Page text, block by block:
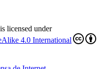
is licensed under
4.0 International